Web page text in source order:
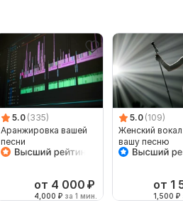
5.0 (335)
Аранжировка вашей
песни
от 4 000 ₽
4,000 ₽ за 1 мин.
5.0 (109)
Женский
вашу песню
от 1
1,500 ₽